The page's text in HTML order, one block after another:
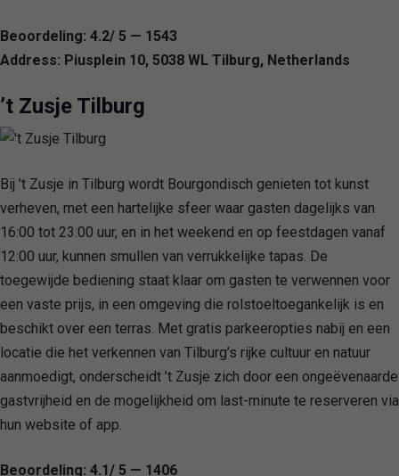
Beoordeling: 4.2/ 5 — 1543
Address: Piusplein 10, 5038 WL Tilburg, Netherlands
’t Zusje Tilburg
Bij ’t Zusje in Tilburg wordt Bourgondisch genieten tot kunst
verheven, met een hartelijke sfeer waar gasten dagelijks van
16:00 tot 23:00 uur, en in het weekend en op feestdagen vanaf
12:00 uur, kunnen smullen van verrukkelijke tapas. De
toegewijde bediening staat klaar om gasten te verwennen voor
een vaste prijs, in een omgeving die rolstoeltoegankelijk is en
beschikt over een terras. Met gratis parkeeropties nabij en een
locatie die het verkennen van Tilburg’s rijke cultuur en natuur
aanmoedigt, onderscheidt ’t Zusje zich door een ongeëvenaarde
gastvrijheid en de mogelijkheid om last-minute te reserveren via
hun website of app.
Beoordeling: 4.1/ 5 — 1406